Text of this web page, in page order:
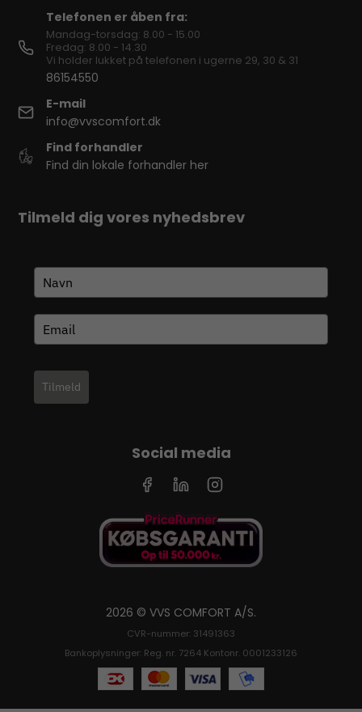
Telefonen er åben fra:
Mandag-torsdag: 8.00 - 15.00
Fredag: 8.00 - 14.30
Vi holder lukket på telefonen i ugerne 29, 30 & 31
86154550
E-mail
info@vvscomfort.dk
Find forhandler
Find din lokale forhandler her
Tilmeld dig vores nyhedsbrev
Tilmeld
Social media
2026 © VVS COMFORT A/S.
CVR-nummer: 31491363
Bankoplysninger: Reg. nr. 7264 Kontonr. 0001233126